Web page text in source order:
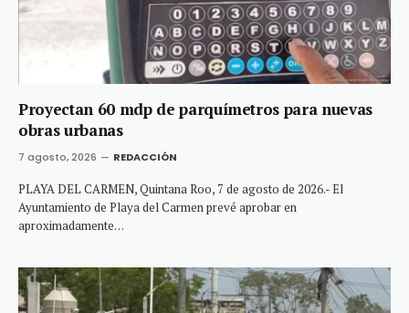
Proyectan 60 mdp de parquímetros para nuevas
obras urbanas
7 agosto, 2026 REDACCIÓN
PLAYA DEL CARMEN, Quintana Roo, 7 de agosto de 2026.- El
Ayuntamiento de Playa del Carmen prevé aprobar en
aproximadamente…